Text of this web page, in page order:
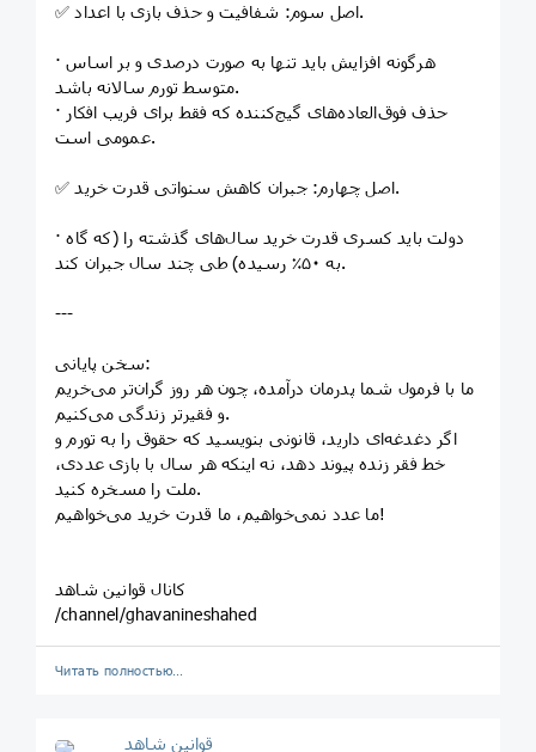
✅ اصل سوم: شفافیت و حذف بازی با اعداد.
· هرگونه افزایش باید تنها به صورت درصدی و بر اساس
متوسط تورم سالانه باشد.
· حذف فوق‌العاده‌های گیج‌کننده که فقط برای فریب افکار
عمومی است.
✅ اصل چهارم: جبران کاهش سنواتی قدرت خرید.
· دولت باید کسری قدرت خرید سال‌های گذشته را (که گاه
به ۵۰٪ رسیده) طی چند سال جبران کند.
---
سخن پایانی:
ما با فرمول شما پدرمان درآمده، چون هر روز گران‌تر می‌خریم
و فقیرتر زندگی می‌کنیم.
اگر دغدغه‌ای دارید، قانونی بنویسید که حقوق را به تورم و
خط فقر زنده پیوند دهد، نه اینکه هر سال با بازی عددی،
ملت را مسخره کنید.
ما عدد نمی‌خواهیم، ما قدرت خرید می‌خواهیم!
کانال قوانین شاهد
/channel/ghavanineshahed
Читать полностью…
قوانین‌ شاهد